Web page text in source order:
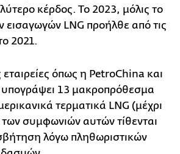
κέρδος. Το 2023, μόλις το
εισαγωγών LNG προήλθε από τις
2021.
εταιρείες όπως η PetroChina και
13 μακροπρόθεσμα
τερματικά LNG (μέχρι
των συμφωνιών αυτών τίθενται
λόγω πληθωριστικών